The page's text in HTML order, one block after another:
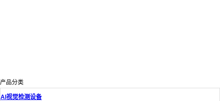
产品分类
AI视觉检测设备